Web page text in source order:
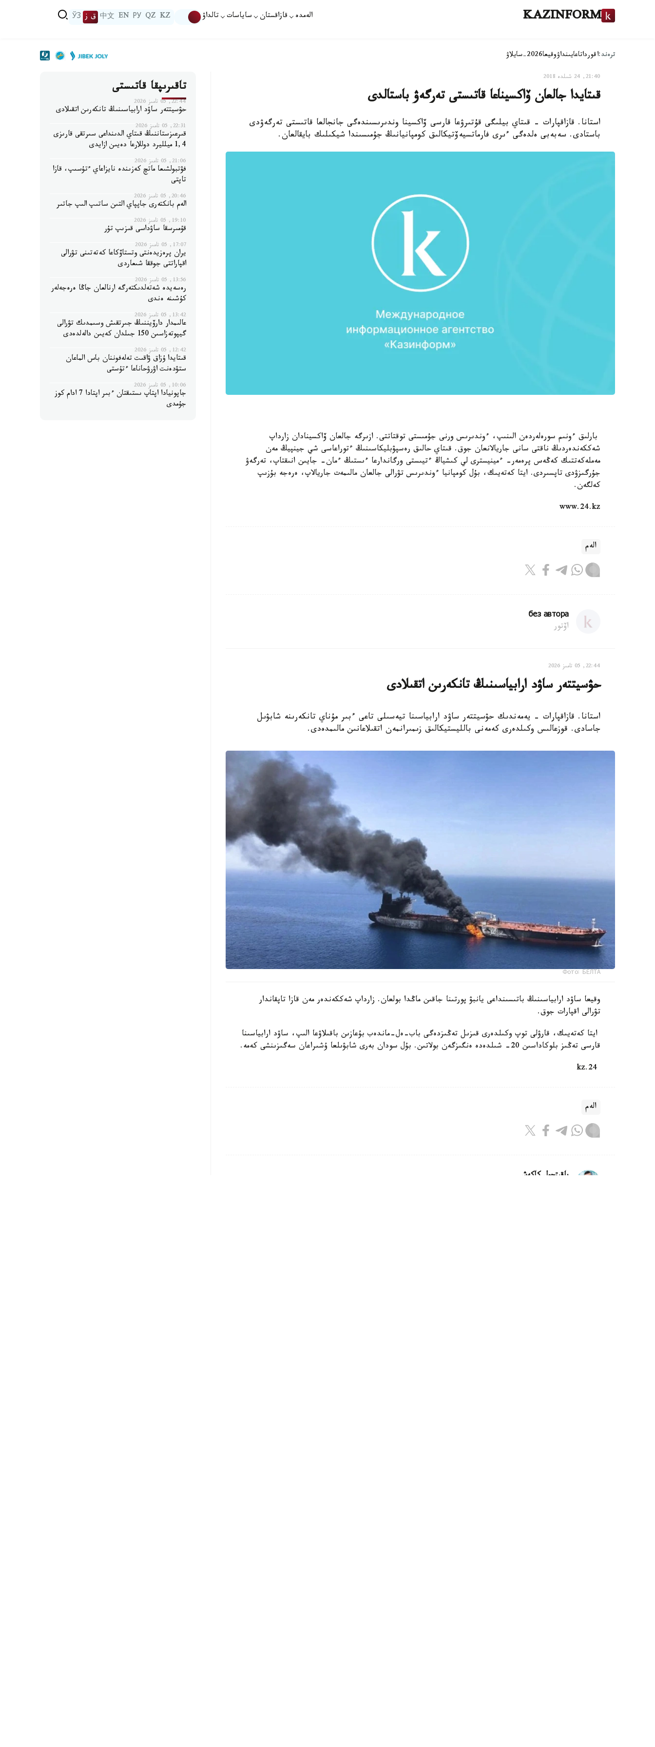
KAZINFORM الەمدە قازاقستان ساياسات تالداۋ KZ
QZ
РУ
EN
中文 ق ز ЎЗ
ترەند:اقورداتاعايىنداۋوقيعا2026-سايلاۋ
21:40, 24 شىلدە 2018
قىتايدا جالعان ۆاكسيناعا قاتىستى تەرگەۋ باستالدى
استانا. قازاقپارات - قىتاي بيلىگى قۇتىرۋعا قارسى ۆاكسينا وندىرىسىندەگى جانجالعا قاتىستى تەرگەۋدى
باستادى. سەبەبى ەلدەگى ءىرى فارماتسيەۆتيكالىق كومپانيانىڭ جۇمىسىندا شيكىلىك بايقالعان.
بارلىق ءونىم سورەلەردەن الىنىپ، ءوندىرىس ورنى جۇمىستى توقتاتتى. ازىرگە جالعان ۆاكسينادان زارداپ
شەككەندەردىڭ ناقتى سانى جاريالانعان جوق. قىتاي حالىق رەسپۋبليكاسىنىڭ ءتوراعاسى شي جينپيڭ مەن
مەملەكەتتىك كەڭەس پرەمەر- ءمينيسترى لي كىشياڭ ءتيىستى ورگاندارعا ءىستىڭ ءمان- جايىن انىقتاپ، تەرگەۋ
جۇرگىزۋدى تاپسىردى. ايتا كەتەيىك، بۇل كومپانيا ءوندىرىس تۋرالى جالعان مالىمەت جاريالاپ، ەرەجە بۇزىپ
كەلگەن.
www.24.kz
الەم
без автора
اۆتور
22:44, 05 تامىز 2026
حۋسيتتەر ساۋد ارابياسىنىڭ تانكەرىن اتقىلادى
استانا. قازاقپارات - يەمەندىك حۋسيتتەر ساۋد ارابياسىنا تيەسىلى تاعى ءبىر مۇناي تانكەرىنە شابۋىل
جاسادى. قوزعالىس وكىلدەرى كەمەنى بالليستيكالىق زىمىرانمەن اتقىلاعانىن مالىمدەدى.
Фото: БЕЛТА
وقيعا ساۋد ارابياسىنىڭ باتىسىنداعى يانبۋ پورتىنا جاقىن ماڭدا بولعان. زارداپ شەككەندەر مەن قازا تاپقاندار
تۋرالى اقپارات جوق.
ايتا كەتەيىك، قارۋلى توپ وكىلدەرى قىزىل تەڭىزدەگى باب-ەل-ماندەب بۇعازىن باقىلاۋعا الىپ، ساۋد ارابياسىنا
قارسى تەڭىز بلوكاداسىن 20- شىلدەدە ەنگىزگەن بولاتىن. بۇل سودان بەرى شابۋىلعا ۇشىراعان سەگىزىنشى كەمە.
الەم
باقىتجول كاكەش
تاقىرىپقا قاتىستى
22:44, 05 تامىز 2026
حۋسيتتەر ساۋد ارابياسىنىڭ تانكەرىن اتقىلادى
22:31, 05 تامىز 2026
قىرعىزستاننىڭ قىتاي الدىنداعى سىرتقى قارىزى
1,4 ميلليرد دوللارعا دەيىن ازايدى
21:06, 05 تامىز 2026
فۋتبولشىعا ماتچ كەزىندە نايزاعاي ءتۇسىپ، قازا
تاپتى
20:46, 05 تامىز 2026
الەم بانكتەرى جاپپاي التىن ساتىپ الىپ جاتىر
19:10, 05 تامىز 2026
قۇمىرسقا ساۋداسى قىزىپ تۇر
17:07, 05 تامىز 2026
يران پرەزيدەنتى وتستاۆكاعا كەتەتىنى تۋرالى
اقپاراتتى جوققا شىعاردى
13:56, 05 تامىز 2026
رەسەيدە شەتەلدىكتەرگە ارنالعان جاڭا ەرەجەلەر
كۇشىنە ەندى
13:42, 05 تامىز 2026
عالىمدار دارۆيننىڭ جىرتقىش وسىمدىك تۋرالى
گيپوتەزاسىن 150 جىلدان كەيىن دالەلدەدى
12:42, 05 تامىز 2026
قىتايدا ۇزاق ۋاقىت تەلەفوننان باس الماعان
ستۋدەنت اۋرۋحاناعا ءتۇستى
10:06, 05 تامىز 2026
جاپونيادا اپتاپ ىستىقتان ءبىر اپتادا 7 ادام كوز
جۇمدى